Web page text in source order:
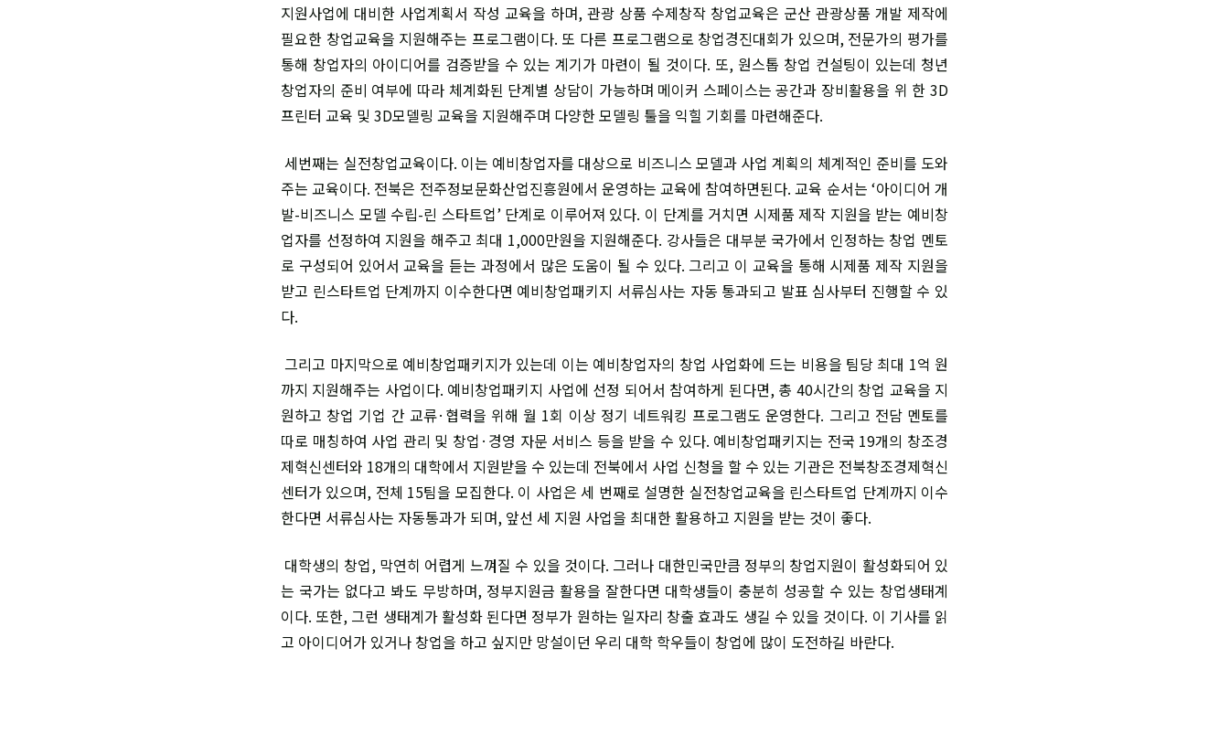
지원사업에 대비한 사업계획서 작성 교육을 하며, 관광 상품 수제창작 창업교육은 군산 관광상품 개발 제작에
필요한 창업교육을 지원해주는 프로그램이다. 또 다른 프로그램으로 창업경진대회가 있으며, 전문가의 평가를
통해 창업자의 아이디어를 검증받을 수 있는 계기가 마련이 될 것이다. 또, 원스톱 창업 컨설팅이 있는데 청년
창업자의 준비 여부에 따라 체계화된 단계별 상담이 가능하며 메이커 스페이스는 공간과 장비활용을 위 한 3D
프린터 교육 및 3D모델링 교육을 지원해주며 다양한 모델링 툴을 익힐 기회를 마련해준다.
세번째는 실전창업교육이다. 이는 예비창업자를 대상으로 비즈니스 모델과 사업 계획의 체계적인 준비를 도와
주는 교육이다. 전북은 전주정보문화산업진흥원에서 운영하는 교육에 참여하면된다. 교육 순서는 ‘아이디어 개
발-비즈니스 모델 수립-린 스타트업’ 단계로 이루어져 있다. 이 단계를 거치면 시제품 제작 지원을 받는 예비창
업자를 선정하여 지원을 해주고 최대 1,000만원을 지원해준다. 강사들은 대부분 국가에서 인정하는 창업 멘토
로 구성되어 있어서 교육을 듣는 과정에서 많은 도움이 될 수 있다. 그리고 이 교육을 통해 시제품 제작 지원을
받고 린스타트업 단계까지 이수한다면 예비창업패키지 서류심사는 자동 통과되고 발표 심사부터 진행할 수 있
다.
그리고 마지막으로 예비창업패키지가 있는데 이는 예비창업자의 창업 사업화에 드는 비용을 팀당 최대 1억 원
까지 지원해주는 사업이다. 예비창업패키지 사업에 선정 되어서 참여하게 된다면, 총 40시간의 창업 교육을 지
원하고 창업 기업 간 교류·협력을 위해 월 1회 이상 정기 네트워킹 프로그램도 운영한다. 그리고 전담 멘토를
따로 매칭하여 사업 관리 및 창업·경영 자문 서비스 등을 받을 수 있다. 예비창업패키지는 전국 19개의 창조경
제혁신센터와 18개의 대학에서 지원받을 수 있는데 전북에서 사업 신청을 할 수 있는 기관은 전북창조경제혁신
센터가 있으며, 전체 15팀을 모집한다. 이 사업은 세 번째로 설명한 실전창업교육을 린스타트업 단계까지 이수
한다면 서류심사는 자동통과가 되며, 앞선 세 지원 사업을 최대한 활용하고 지원을 받는 것이 좋다.
대학생의 창업, 막연히 어렵게 느껴질 수 있을 것이다. 그러나 대한민국만큼 정부의 창업지원이 활성화되어 있
는 국가는 없다고 봐도 무방하며, 정부지원금 활용을 잘한다면 대학생들이 충분히 성공할 수 있는 창업생태계
이다. 또한, 그런 생태계가 활성화 된다면 정부가 원하는 일자리 창출 효과도 생길 수 있을 것이다. 이 기사를 읽
고 아이디어가 있거나 창업을 하고 싶지만 망설이던 우리 대학 학우들이 창업에 많이 도전하길 바란다.